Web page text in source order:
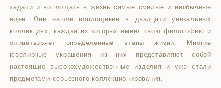
задачи и воплощать в жизнь самые смелые и необычные
идеи. Они нашли воплощение в двадцати уникальных
коллекциях, каждая из которых имеет свою философию и
олицетворяет определенные этапы жизни. Многие
ювелирные украшения из них представляют собой
настоящие высокохудожественные изделия и уже стали
предметами серьезного коллекционирования.